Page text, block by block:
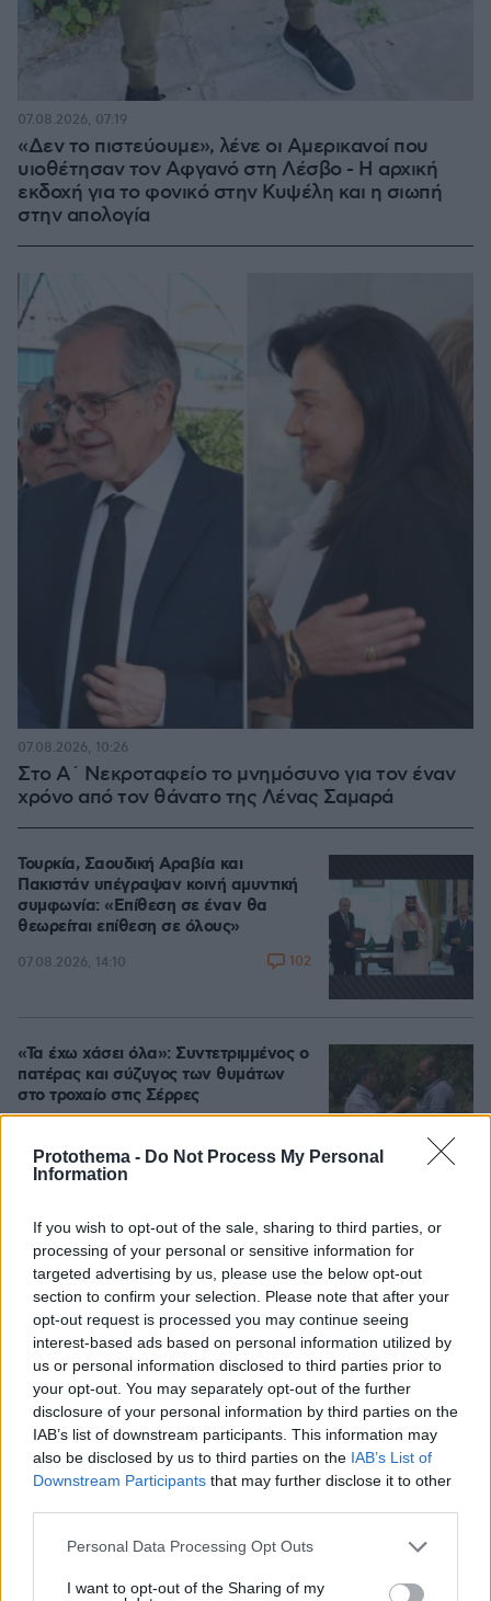
Protothema - Do Not Process My Personal
Information
If you wish to opt-out of the sale, sharing to third parties, or
processing of your personal or sensitive information for
targeted advertising by us, please use the below opt-out
section to confirm your selection. Please note that after your
opt-out request is processed you may continue seeing
interest-based ads based on personal information utilized by
us or personal information disclosed to third parties prior to
your opt-out. You may separately opt-out of the further
disclosure of your personal information by third parties on the
IAB’s list of downstream participants. This information may
also be disclosed by us to third parties on the IAB’s List of
Downstream Participants that may further disclose it to other
Please note that this website/app uses one or more Google
not limited to your visit or usage behaviour. You may click to
Personal Data Processing Opt Outs
I want to opt-out of the Sharing of my
«Δεν το πιστεύουμε», λένε οι Αμερικανοί που
υιοθέτησαν τον Αφγανό στη Λέσβο - Η αρχική
εκδοχή για το φονικό στην Κυψέλη και η σιωπή
στην απολογία
07.08.2026, 07:19
Στο Α΄ Νεκροταφείο το μνημόσυνο για τον έναν
χρόνο από τον θάνατο της Λένας Σαμαρά
07.08.2026, 10:26
Τουρκία, Σαουδική Αραβία και
Πακιστάν υπέγραψαν κοινή αμυντική
συμφωνία: «Επίθεση σε έναν θα
θεωρείται επίθεση σε όλους»
07.08.2026, 14:10 102
«Τα έχω χάσει όλα»: Συντετριμμένος ο
πατέρας και σύζυγος των θυμάτων
στο τροχαίο στις Σέρρες
Συνελήφθη στη Γερμανία 31χρονος
για δολοφονίες μελών της Greek
Mafia, κατηγορείται και για την
εκτέλεση με 97 σφαίρες του Βαγγέλη
Ζαμπούνη
07.08.2026, 10:33 40
Σε 11 μήνες με αναστολή
καταδικάστηκε ο 55χρονος στον
Μυστρά: «Δεν ήταν οικονομικά τα
κίνητρά μου, είχα την ανάγκη να τον
κρατήσω άφθαρτο»
07.08.2026, 14:04 60